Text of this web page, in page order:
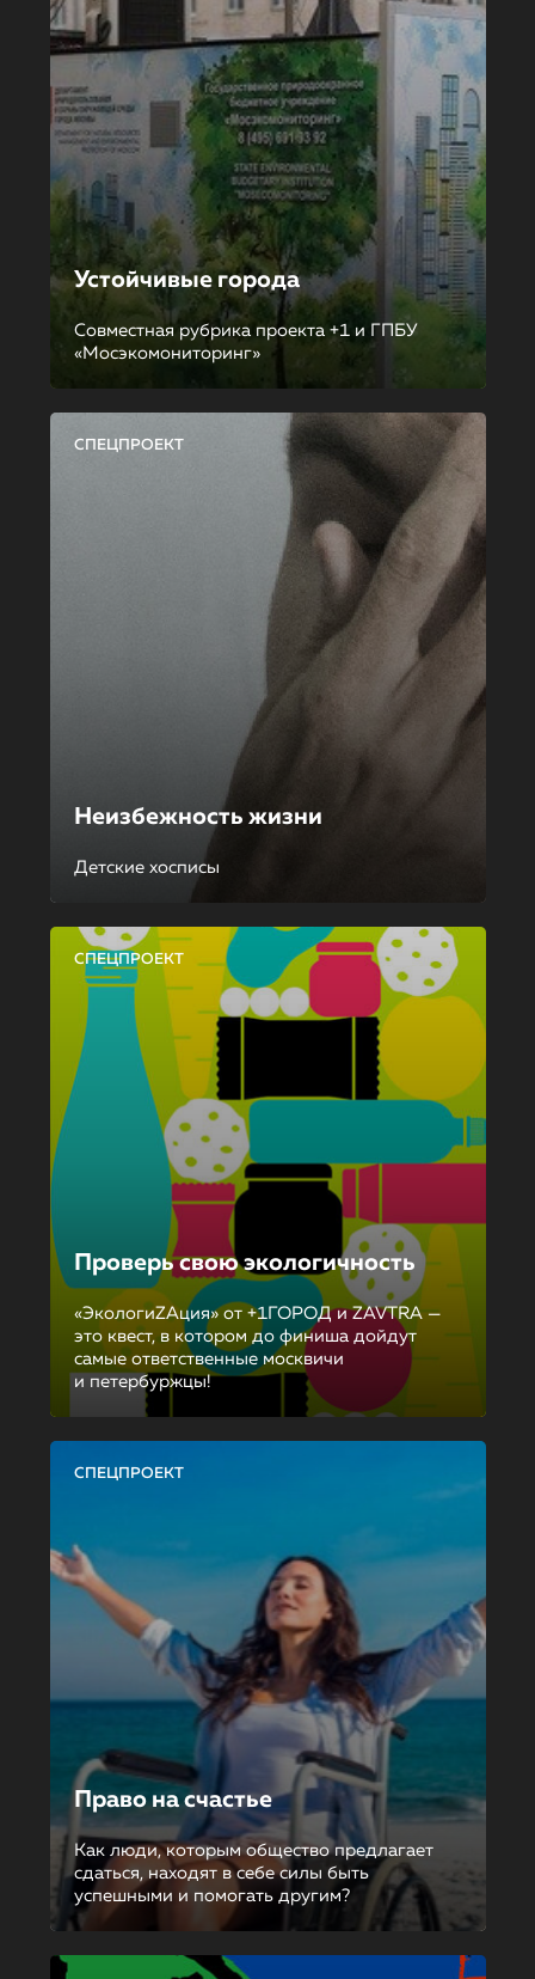
Устойчивые города
Совместная рубрика проекта +1 и ГПБУ
«Мосэкомониторинг»
СПЕЦПРОЕКТ
Неизбежность жизни
Детские хосписы
СПЕЦПРОЕКТ
Проверь свою экологичность
«ЭкологиZAция» от +1ГОРОД и ZAVTRA —
это квест, в котором до финиша дойдут
самые ответственные москвичи
и петербуржцы!
СПЕЦПРОЕКТ
Право на счастье
Как люди, которым общество предлагает
сдаться, находят в себе силы быть
успешными и помогать другим?